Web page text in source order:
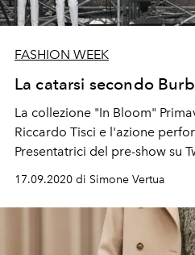
FASHION WEEK
La catarsi secondo
La collezione "In Bloom"
Riccardo Tisci e l'azione
Presentatrici del pre-show su
17.09.2020 di Simone Vertua